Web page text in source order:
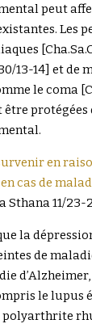
peut
Les
13-14] et de
le coma
protégées
en
cas de
Sthana 11/23-
la
de
le lupus
polyarthrite